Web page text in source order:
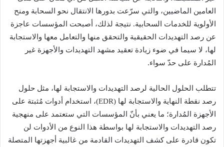
العامين الماضيين، والتي سرّعت بدورها الانتقال نحو السحابة ومنح
الأولوية للخدمات السحابية. نتيجة لذلك، أصبحت المؤسسات عاجزة
عن رصد التهديدات الحقيقية والتحقق منها والتعامل معها والاستجابة
لها، لا سيما في ضوء زيادة تعقيد مشهد التهديدات والأجهزة غير
المُدارة على حدّ سواء.
تتطلب الحلول الحالية لرصد التهديدات والاستجابة لها، مثل حلول
رصد نقطة النهاية والاستجابة لها (EDR)، استخدام أدوات مُثبتة على
الأجهزة المُدارة؛ ما يعني بأنّ المؤسسات التي ستعتمد على منهجية
رصد التهديدات والاستجابة لها بواسطة هذا النوع من الأدوات لن
تكون قادرة على كشف التهديدات القادمة من غالبية أجهزتها المتصلة